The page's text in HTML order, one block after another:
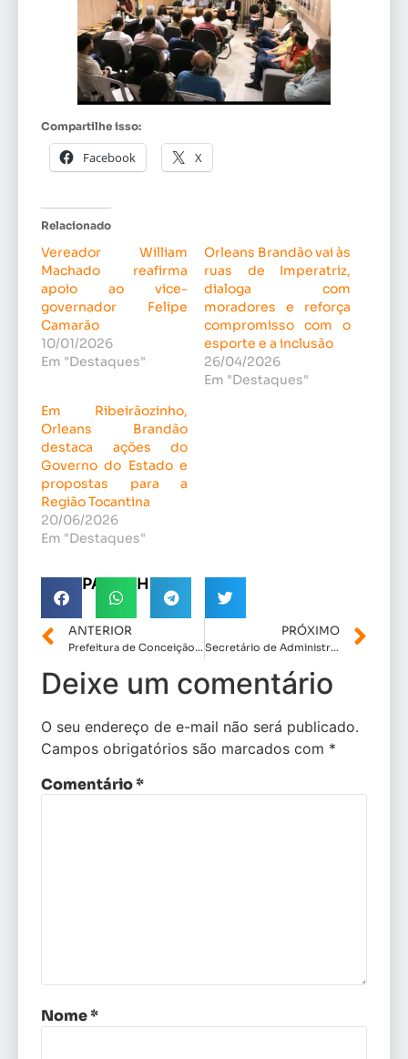
Compartilhe isso:
Facebook X
Relacionado
Vereador William
Machado reafirma
apoio ao vice-
governador Felipe
Camarão
10/01/2026
Em "Destaques"
Orleans Brandão vai às
ruas de Imperatriz,
dialoga com
moradores e reforça
compromisso com o
esporte e a inclusão
26/04/2026
Em "Destaques"
Em Ribeirãozinho,
Orleans Brandão
destaca ações do
Governo do Estado e
propostas para a
Região Tocantina
20/06/2026
Em "Destaques"
COMPARTILHE!
ANTERIOR
Prefeitura de Conceição do Lago- Açu lança o Carnaval de 2026.
PRÓXIMO
Secretário de Administração Junior Borba agiliza com urgência boeiro da avenida dr. Paulo Ramos.
Deixe um comentário
O seu endereço de e-mail não será publicado.
Campos obrigatórios são marcados com *
Comentário*
Nome*